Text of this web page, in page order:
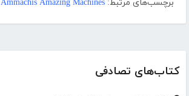
کتاب‌های تصادفی
برچسب‌های مرتبط: Ammachis Amazing Machines